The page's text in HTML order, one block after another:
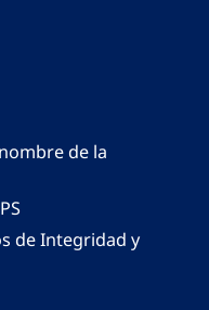
de la
de Integridad y